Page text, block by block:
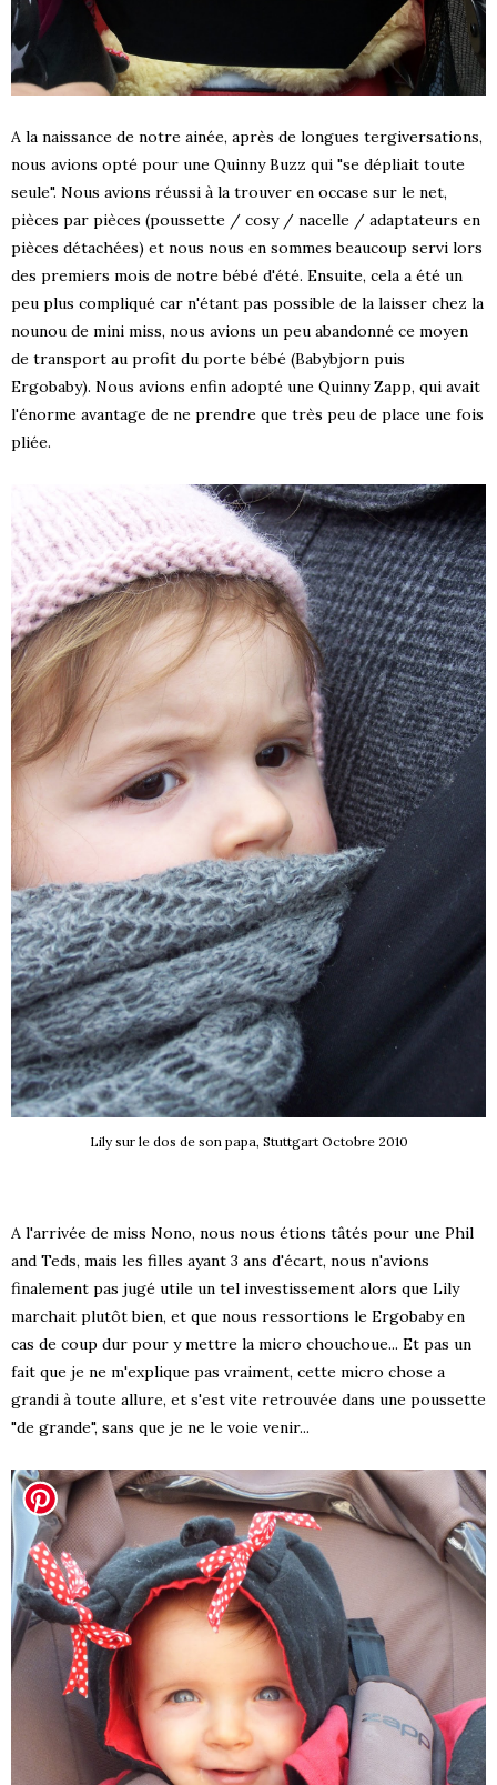
A la naissance de notre ainée, après de longues tergiversations,
nous avions opté pour une Quinny Buzz qui "se dépliait toute
seule". Nous avions réussi à la trouver en occase sur le net,
pièces par pièces (poussette / cosy / nacelle / adaptateurs en
pièces détachées) et nous nous en sommes beaucoup servi lors
des premiers mois de notre bébé d'été. Ensuite, cela a été un
peu plus compliqué car n'étant pas possible de la laisser chez la
nounou de mini miss, nous avions un peu abandonné ce moyen
de transport au profit du porte bébé (Babybjorn puis
Ergobaby). Nous avions enfin adopté une Quinny Zapp, qui avait
l'énorme avantage de ne prendre que très peu de place une fois
pliée.
Lily sur le dos de son papa, Stuttgart Octobre 2010
A l'arrivée de miss Nono, nous nous étions tâtés pour une Phil
and Teds, mais les filles ayant 3 ans d'écart, nous n'avions
finalement pas jugé utile un tel investissement alors que Lily
marchait plutôt bien, et que nous ressortions le Ergobaby en
cas de coup dur pour y mettre la micro chouchoue... Et pas un
fait que je ne m'explique pas vraiment, cette micro chose a
grandi à toute allure, et s'est vite retrouvée dans une poussette
"de grande", sans que je ne le voie venir...
!